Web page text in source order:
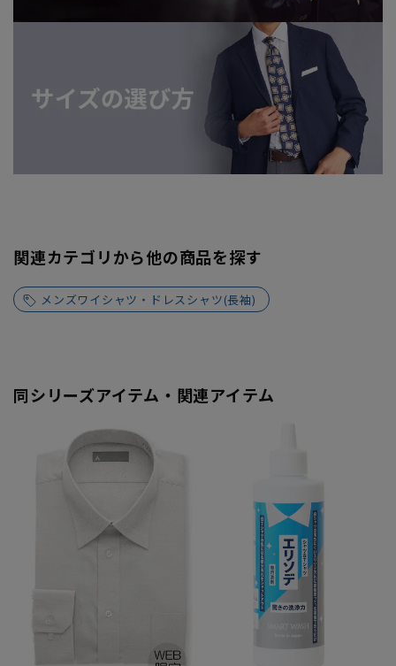
関連カテゴリから他の商品を探す
メンズワイシャツ・ドレスシャツ(長袖)
同シリーズアイテム・関連アイテム